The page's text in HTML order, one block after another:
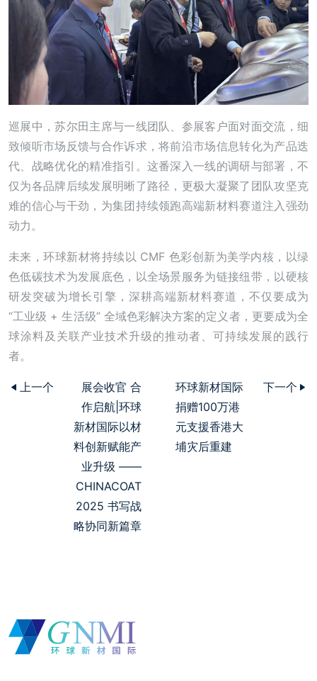
巡展中，苏尔田主席与一线团队、参展客户面对面交流，细
致倾听市场反馈与合作诉求，将前沿市场信息转化为产品迭
代、战略优化的精准指引。这番深入一线的调研与部署，不
仅为各品牌后续发展明晰了路径，更极大凝聚了团队攻坚克
难的信心与干劲，为集团持续领跑高端新材料赛道注入强劲
动力。
未来，环球新材将持续以 CMF 色彩创新为美学内核，以绿
色低碳技术为发展底色，以全场景服务为链接纽带，以硬核
研发突破为增长引擎，深耕高端新材料赛道，不仅要成为
“工业级 + 生活级” 全域色彩解决方案的定义者，更要成为全
球涂料及关联产业技术升级的推动者、可持续发展的践行
者。
上一个
展会收官 合
作启航|环球
新材国际以材
料创新赋能产
业升级 ——
CHINACOAT
2025 书写战
略协同新篇章
环球新材国际
捐赠100万港
元支援香港大
埔灾后重建
下一个